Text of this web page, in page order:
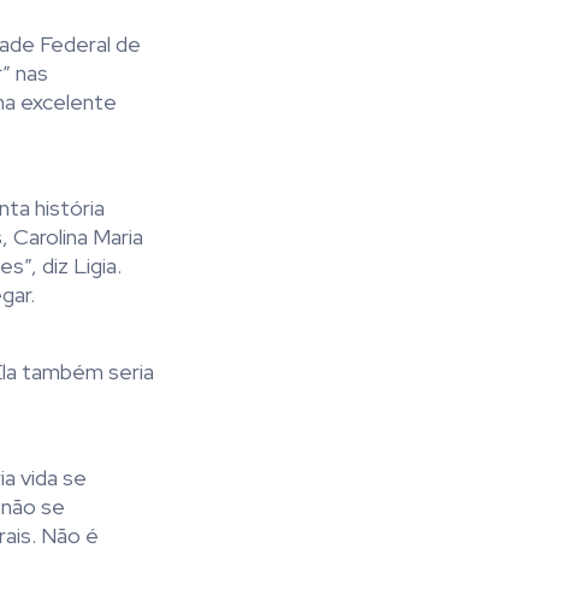
Federal de
nas
excelente
história
Carolina Maria
diz Ligia.
também seria
vida se
se
Não é